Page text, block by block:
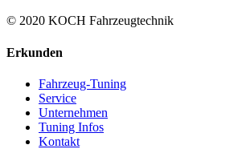
© 2020 KOCH Fahrzeugtechnik
Erkunden
Fahrzeug-Tuning
Service
Unternehmen
Tuning Infos
Kontakt